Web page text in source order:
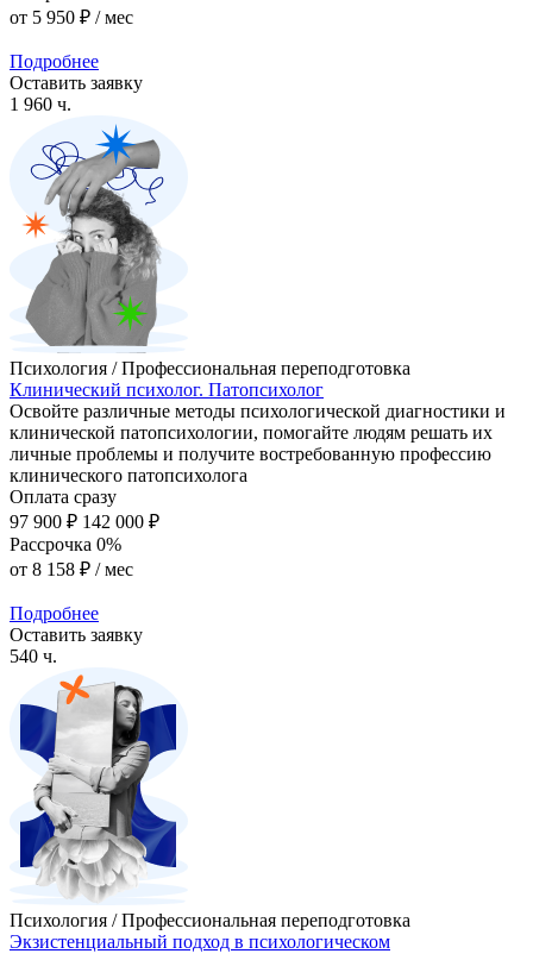
от 5 950 ₽ / мес
Подробнее
Оставить заявку
1 960 ч.
Психология / Профессиональная переподготовка
Клинический психолог. Патопсихолог
Освойте различные методы психологической диагностики и
клинической патопсихологии, помогайте людям решать их
личные проблемы и получите востребованную профессию
клинического патопсихолога
Оплата сразу
97 900 ₽ 142 000 ₽
Рассрочка 0%
от 8 158 ₽ / мес
Подробнее
Оставить заявку
540 ч.
Психология / Профессиональная переподготовка
Экзистенциальный подход в психологическом